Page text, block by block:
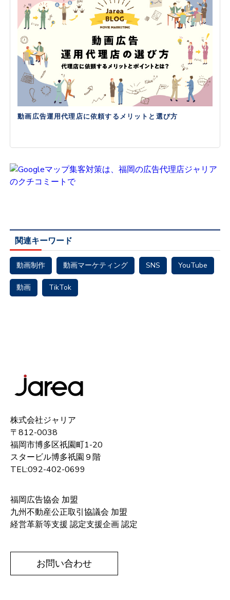
動画広告運用代理店に依頼するメリットと選び方
関連キーワード
動画制作 動画マーケティング SNS YouTube
動画 TikTok
株式会社ジャリア
〒812-0038
福岡市博多区祇園町1-20
スタービル博多祇園９階
TEL:092-402-0699
福岡広告協会 加盟
九州不動産公正取引協議会 加盟
経営革新等支援 認定支援企画 認定
お問い合わせ